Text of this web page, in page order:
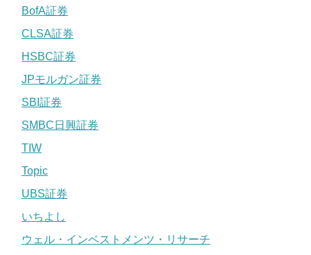
BofA証券
CLSA証券
HSBC証券
JPモルガン証券
SBI証券
SMBC日興証券
TIW
Topic
UBS証券
いちよし
ウェル・インベストメンツ・リサーチ